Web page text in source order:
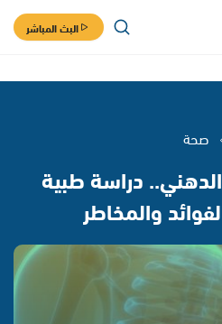
البث المباشر
صحة
دراسة طبية
والمخاطر